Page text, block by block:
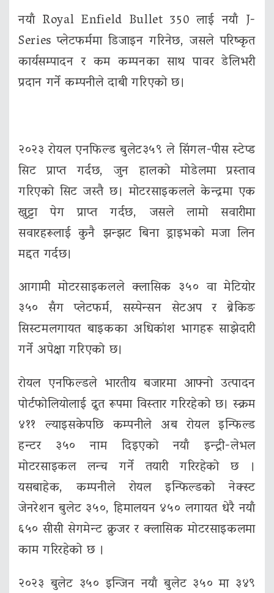
नयाँ Royal Enfield Bullet 350 लाई नयाँ J-
Series प्लेटफर्ममा डिजाइन गरिनेछ, जसले परिष्कृत
कार्यसम्पादन र कम कम्पनका साथ पावर डेलिभरी
प्रदान गर्ने कम्पनीले दाबी गरिएको छ।
२०२३ रोयल एनफिल्ड बुलेट३५९ ले सिंगल-पीस स्टेप्ड
सिट प्राप्त गर्दछ, जुन हालको मोडेलमा प्रस्ताव
गरिएको सिट जस्तै छ। मोटरसाइकलले केन्द्रमा एक
खुट्टा पेग प्राप्त गर्दछ, जसले लामो सवारीमा
सवारहरूलाई कुनै झन्झट बिना ड्राइभको मजा लिन
मद्दत गर्दछ।
आगामी मोटरसाइकलले क्लासिक ३५० वा मेटियोर
३५० सँग प्लेटफर्म, सस्पेन्सन सेटअप र ब्रेकिङ
सिस्टमलगायत बाइकका अधिकांश भागहरू साझेदारी
गर्ने अपेक्षा गरिएको छ।
रोयल एनफिल्डले भारतीय बजारमा आफ्नो उत्पादन
पोर्टफोलियोलाई द्रुत रूपमा विस्तार गरिरहेको छ। स्क्रम
४११ ल्याइसकेपछि कम्पनीले अब रोयल इन्फिल्ड
हन्टर ३५० नाम दिइएको नयाँ इन्ट्री-लेभल
मोटरसाइकल लन्च गर्ने तयारी गरिरहेको छ ।
यसबाहेक, कम्पनीले रोयल इन्फिल्डको नेक्स्ट
जेनरेशन बुलेट ३५०, हिमालयन ४५० लगायत धेरै नयाँ
६५० सीसी सेगमेन्ट क्रुजर र क्लासिक मोटरसाइकलमा
काम गरिरहेको छ ।
२०२३ बुलेट ३५० इन्जिन नयाँ बुलेट ३५० मा ३४९